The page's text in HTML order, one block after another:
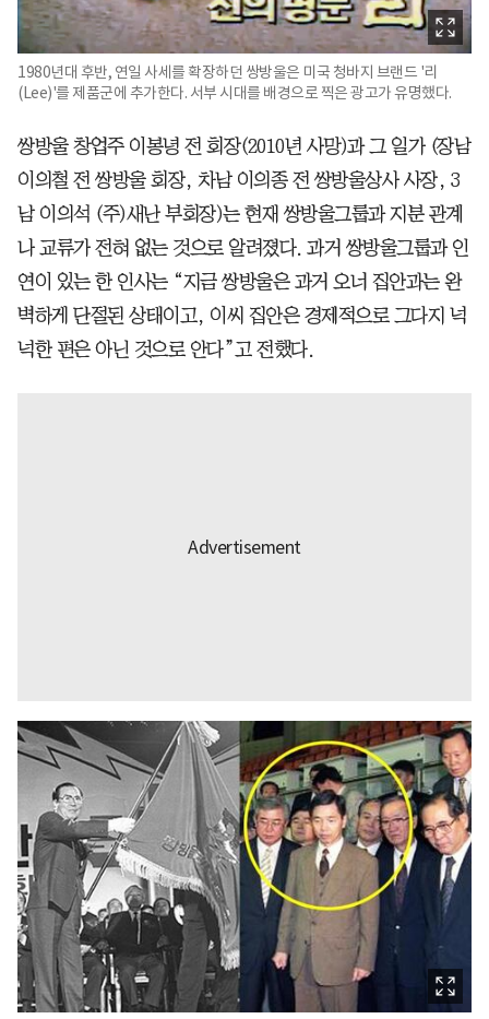
1980년대 후반, 연일 사세를 확장하던 쌍방울은 미국 청바지 브랜드 '리
(Lee)'를 제품군에 추가한다. 서부 시대를 배경으로 찍은 광고가 유명했다.
쌍방울 창업주 이봉녕 전 회장(2010년 사망)과 그 일가 (장남
이의철 전 쌍방울 회장, 차남 이의종 전 쌍방울상사 사장, 3
남 이의석 (주)새난 부회장)는 현재 쌍방울그룹과 지분 관계
나 교류가 전혀 없는 것으로 알려졌다. 과거 쌍방울그룹과 인
연이 있는 한 인사는 “지금 쌍방울은 과거 오너 집안과는 완
벽하게 단절된 상태이고, 이씨 집안은 경제적으로 그다지 넉
넉한 편은 아닌 것으로 안다”고 전했다.